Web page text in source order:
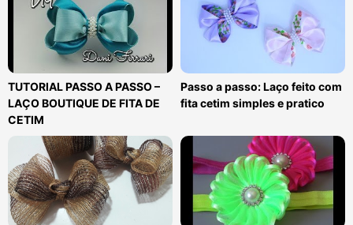
TUTORIAL PASSO A PASSO –
LAÇO BOUTIQUE DE FITA DE
CETIM
Passo a passo: Laço feito com
fita cetim simples e pratico